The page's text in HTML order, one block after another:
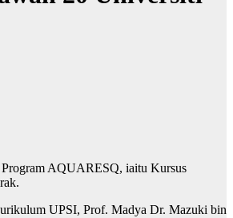
AQUARESQ, iaitu Kursus
UPSI, Prof. Madya Dr. Mazuki bin